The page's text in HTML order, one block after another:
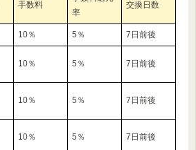
手数料
率
交換日数
10％ 5％ 7日前後
10％ 5％ 7日前後
10％ 5％ 7日前後
10％ 5％ 7日前後